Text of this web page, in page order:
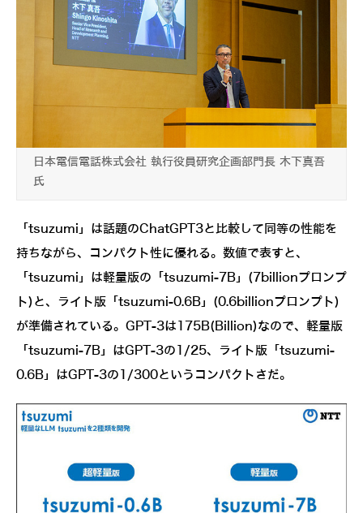
日本電信電話株式会社 執行役員研究企画部門長 木下真吾
氏
「tsuzumi」は話題のChatGPT3と比較して同等の性能を
持ちながら、コンパクト性に優れる。数値で表すと、
「tsuzumi」は軽量版の「tsuzumi-7B」(7billionプロンプ
ト)と、ライト版「tsuzumi-0.6B」(0.6billionプロンプト)
が準備されている。GPT-3は175B(Billion)なので、軽量版
「tsuzumi-7B」はGPT-3の1/25、ライト版「tsuzumi-
0.6B」はGPT-3の1/300というコンパクトさだ。